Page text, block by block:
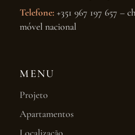
Telefone: +351 967 197 657 –
móvel nacional
MENU
Projeto
Apartamentos